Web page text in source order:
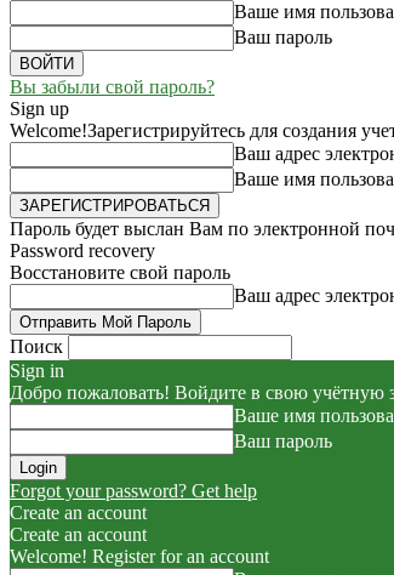
Ваше имя
Ваш пароль
Вы забыли свой пароль?
Sign up
Welcome!Зарегистрируйтесь для создания
Ваш адрес
Ваше имя
Пароль будет выслан Вам по электронной
Password recovery
Восстановите свой пароль
Ваш адрес
Поиск
Sign in
Добро пожаловать! Войдите в свою учётную
Ваше имя
Ваш пароль
Forgot your password? Get help
Create an account
Create an account
Welcome! Register for an account